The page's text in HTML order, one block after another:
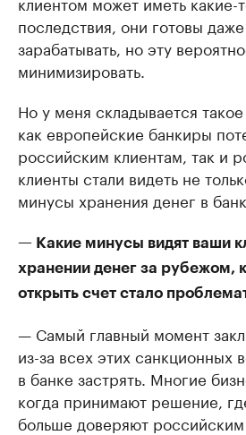
последствия, они готовы
зарабатывать, но эту
минимизировать.
Но у меня складывается
как европейские банкиры
российским клиентам, так и
клиенты стали видеть не
минусы хранения денег в
— Какие минусы видят ваши
хранении денег за рубежом,
открыть счет стало
— Самый главный момент
из-за всех этих санкционных
в банке застрять. Многие
когда принимают решение,
больше доверяют